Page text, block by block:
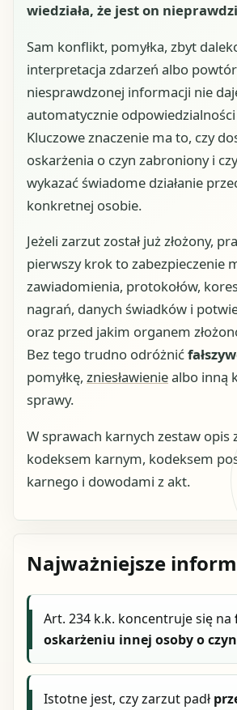
wiedziała, że jest on
Sam konflikt, pomyłka, zbyt
interpretacja zdarzeń albo
niesprawdzonej informacji nie
automatycznie
Kluczowe znaczenie ma to, czy
oskarżenia o czyn zabroniony i
wykazać świadome działanie
konkretnej osobie.
Jeżeli zarzut został już złożony,
pierwszy krok to zabezpieczenie
zawiadomienia, protokołów,
nagrań, danych świadków i
oraz przed jakim organem
Bez tego trudno odróżnić
pomyłkę, zniesławieniealbo inną
sprawy.
W sprawach karnych zestaw opis
kodeksem karnym, kodeksem
karnego i dowodami z akt.
Najważniejsze
Art. 234 k.k. koncentruje się na
oskarżeniu innej osoby o
Istotne jest, czy zarzut padł